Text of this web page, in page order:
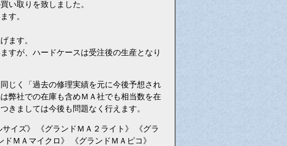
い取りを致しました。
す。
ます。
すが、ハードケースは受注後の生産となり
じく「過去の修理実績を元に今後予想され
弊社での在庫も含めＭＡ社でも相当数を在
きましては今後も問題なく行えます。
イズ》 《グランドＭＡ２ライト》 《グラ
ＭＡマイクロ》 《グランドＭＡピコ》